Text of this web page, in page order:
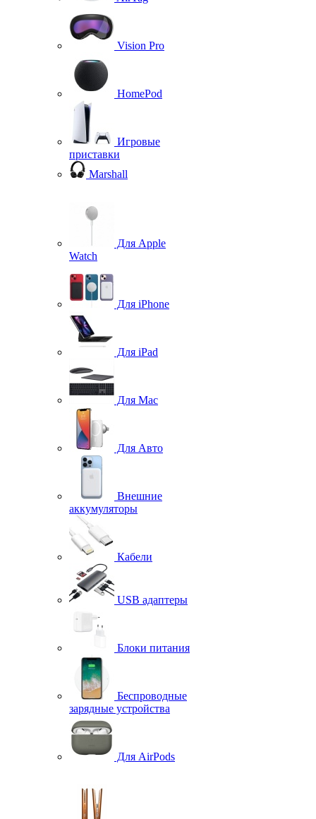
Vision Pro
HomePod
Игровые
приставки
Marshall
Для Apple
Watch
Для iPhone
Для iPad
Для Mac
Для Авто
Внешние
аккумуляторы
Кабели
USB адаптеры
Блоки питания
Беспроводные
зарядные устройства
Для AirPods